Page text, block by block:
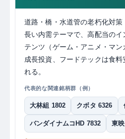
道路・橋・水道管の老朽化対
長い内需テーマで、高配当の
テンツ（ゲーム・アニメ・マ
成長投資、フードテックは食
れる。
代表的な関連銘柄群（例）
大林組 1802 クボタ 6326
バンダイナムコHD 7832 東